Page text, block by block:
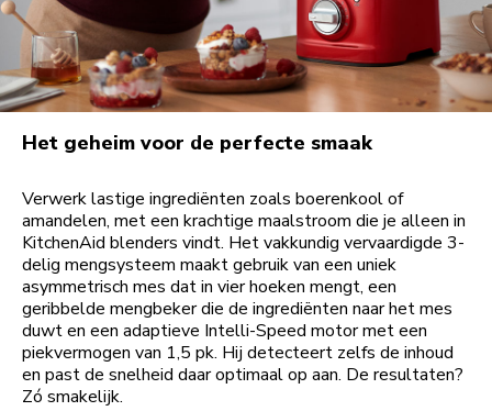
Het geheim voor de perfecte smaak
Verwerk lastige ingrediënten zoals boerenkool of
amandelen, met een krachtige maalstroom die je alleen in
KitchenAid blenders vindt. Het vakkundig vervaardigde 3-
delig mengsysteem maakt gebruik van een uniek
asymmetrisch mes dat in vier hoeken mengt, een
geribbelde mengbeker die de ingrediënten naar het mes
duwt en een adaptieve Intelli-Speed motor met een
piekvermogen van 1,5 pk. Hij detecteert zelfs de inhoud
en past de snelheid daar optimaal op aan. De resultaten?
Zó smakelijk.